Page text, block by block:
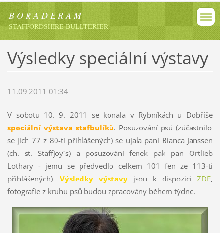
B O R A D E R A M
STAFFORDSHIRE BULLTERIER
Výsledky speciální výstavy
11.09.2011 01:34
V sobotu 10. 9. 2011 se konala v Rybníkách u Dobříše
speciální výstava stafbulíků. Posuzování psů (zůčastnilo
se jich 77 z 80-ti přihlášených) se ujala paní Bianca Janssen
(ch. st. Staffjoy´s) a posuzování fenek pak pan Ortlieb
Lothary - jemu se předvedlo celkem 101 fen ze 113-ti
přihlášených). Výsledky výstavy jsou k dispoziciZDE,
fotografie z kruhu psů budou zpracovány během týdne.